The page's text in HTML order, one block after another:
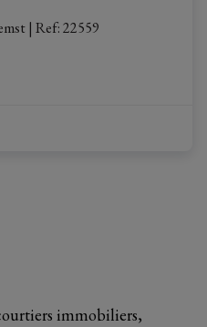
| Ref: 22559
immobiliers,